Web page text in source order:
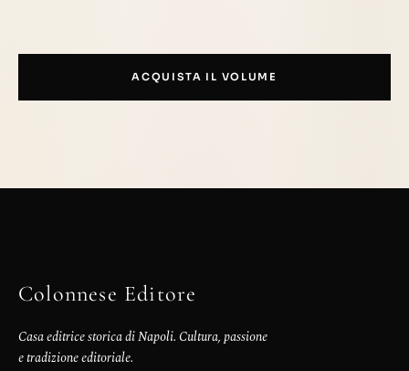
ACQUISTA IL VOLUME
Colonnese Editore
Casa editrice storica di Napoli. Cultura, passione
e tradizione editoriale.